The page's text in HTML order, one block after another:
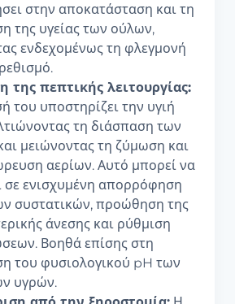
στην αποκατάσταση και τη
της υγείας των ούλων,
ενδεχομένως τη φλεγμονή
της πεπτικής λειτουργίας:
του υποστηρίζει την υγιή
τη διάσπαση των
μειώνοντας τη ζύμωση και
αερίων. Αυτό μπορεί να
σε ενισχυμένη απορρόφηση
συστατικών, προώθηση της
άνεσης και ρύθμιση
Βοηθά επίσης στη
του φυσιολογικού pH των
υγρών.